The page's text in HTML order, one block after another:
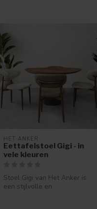
HET ANKER
Eettafelstoel Gigi - in
vele kleuren
Stoel Gigi van Het Anker is
een stijlvolle en